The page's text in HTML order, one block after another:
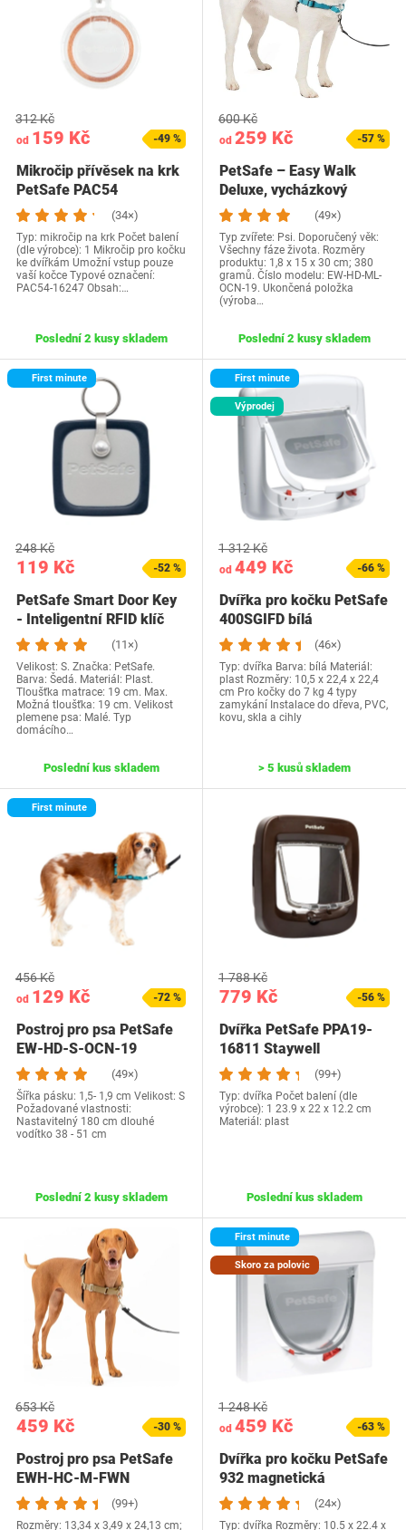
od 159 Kč
312 Kč
-49 %
Mikročip přívěsek na krk
PetSafe PAC54
(34×)
Typ: mikročip na krk Počet balení
(dle výrobce): 1 Mikročip pro kočku
ke dvířkám Umožní vstup pouze
vaší kočce Typové označení:
‎PAC54-16247 Obsah:…
Poslední 2 kusy skladem
od 259 Kč
600 Kč
-57 %
PetSafe – Easy Walk
Deluxe, vycházkový
postroj pro psy bez…
(49×)
Typ zvířete: Psi. Doporučený věk:
Všechny fáze života. Rozměry
produktu: 1,8 x 15 x 30 cm; 380
gramů. Číslo modelu: EW-HD-ML-
OCN-19. Ukončená položka
(výroba…
Poslední 2 kusy skladem
First minute
119 Kč
248 Kč
-52 %
PetSafe Smart Door Key
- Inteligentní RFID klíč
pro dvířka…
(11×)
Velikost: S. Značka: PetSafe.
Barva: Šedá. Materiál: Plast.
Tloušťka matrace: 19 cm. Max.
Možná tloušťka: 19 cm. Velikost
plemene psa: Malé. Typ
domácího…
Poslední kus skladem
First minute
Výprodej
od 449 Kč
1 312 Kč
-66 %
Dvířka pro kočku PetSafe
400SGIFD bílá
(46×)
Typ: dvířka Barva: bílá Materiál:
plast Rozměry: 10,5 x 22,4 x 22,4
cm Pro kočky do 7 kg 4 typy
zamykání Instalace do dřeva, PVC,
kovu, skla a cihly
> 5 kusů skladem
First minute
od 129 Kč
456 Kč
-72 %
Postroj pro psa PetSafe
EW-HD-S-OCN-19
(49×)
Šířka pásku: 1,5- 1,9 cm Velikost: S
Požadované vlastnosti:
Nastavitelný 180 cm dlouhé
vodítko 38 - 51 cm
Poslední 2 kusy skladem
779 Kč
1 788 Kč
-56 %
Dvířka PetSafe PPA19-
16811 Staywell
(99+)
Typ: dvířka Počet balení (dle
výrobce): 1 ‎23.9 x 22 x 12.2 cm
Materiál: plast
Poslední kus skladem
459 Kč
653 Kč
-30 %
Postroj pro psa PetSafe
EWH-HC-M-FWN
(99+)
Rozměry: ‎13,34 x 3,49 x 24,13 cm;
First minute
Skoro za polovic
od 459 Kč
1 248 Kč
-63 %
Dvířka pro kočku PetSafe
932 magnetická
(24×)
Typ: dvířka Rozměry: 10.5 x 22.4 x